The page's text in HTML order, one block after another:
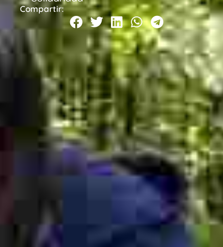
Compartir: